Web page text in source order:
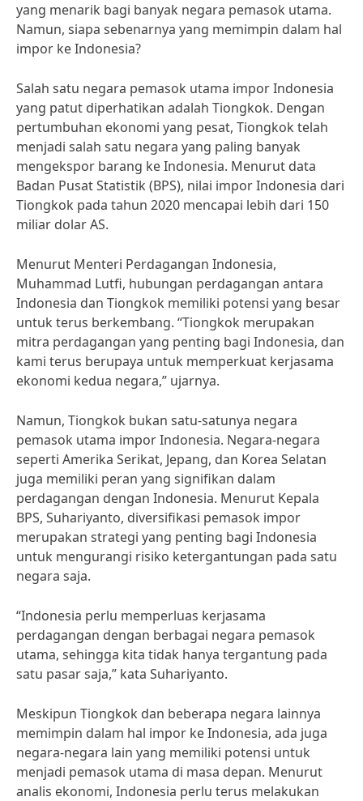
yang menarik bagi banyak negara pemasok utama.
Namun, siapa sebenarnya yang memimpin dalam hal
impor ke Indonesia?
Salah satu negara pemasok utama impor Indonesia
yang patut diperhatikan adalah Tiongkok. Dengan
pertumbuhan ekonomi yang pesat, Tiongkok telah
menjadi salah satu negara yang paling banyak
mengekspor barang ke Indonesia. Menurut data
Badan Pusat Statistik (BPS), nilai impor Indonesia dari
Tiongkok pada tahun 2020 mencapai lebih dari 150
miliar dolar AS.
Menurut Menteri Perdagangan Indonesia,
Muhammad Lutfi, hubungan perdagangan antara
Indonesia dan Tiongkok memiliki potensi yang besar
untuk terus berkembang. “Tiongkok merupakan
mitra perdagangan yang penting bagi Indonesia, dan
kami terus berupaya untuk memperkuat kerjasama
ekonomi kedua negara,” ujarnya.
Namun, Tiongkok bukan satu-satunya negara
pemasok utama impor Indonesia. Negara-negara
seperti Amerika Serikat, Jepang, dan Korea Selatan
juga memiliki peran yang signifikan dalam
perdagangan dengan Indonesia. Menurut Kepala
BPS, Suhariyanto, diversifikasi pemasok impor
merupakan strategi yang penting bagi Indonesia
untuk mengurangi risiko ketergantungan pada satu
negara saja.
“Indonesia perlu memperluas kerjasama
perdagangan dengan berbagai negara pemasok
utama, sehingga kita tidak hanya tergantung pada
satu pasar saja,” kata Suhariyanto.
Meskipun Tiongkok dan beberapa negara lainnya
memimpin dalam hal impor ke Indonesia, ada juga
negara-negara lain yang memiliki potensi untuk
menjadi pemasok utama di masa depan. Menurut
analis ekonomi, Indonesia perlu terus melakukan